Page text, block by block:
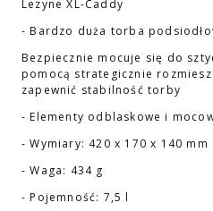
Lezyne XL-Caddy
- Bardzo duża torba
Bezpiecznie mocuje się do
pomocą strategicznie
zapewnić stabilność torby
- Elementy odblaskowe i
- Wymiary: 420 x 170 x 140 mm
- Waga: 434 g
- Pojemność: 7,5 l